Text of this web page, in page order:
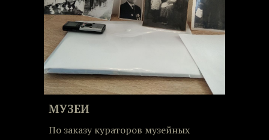
МУЗЕИ
По заказу кураторов музейных